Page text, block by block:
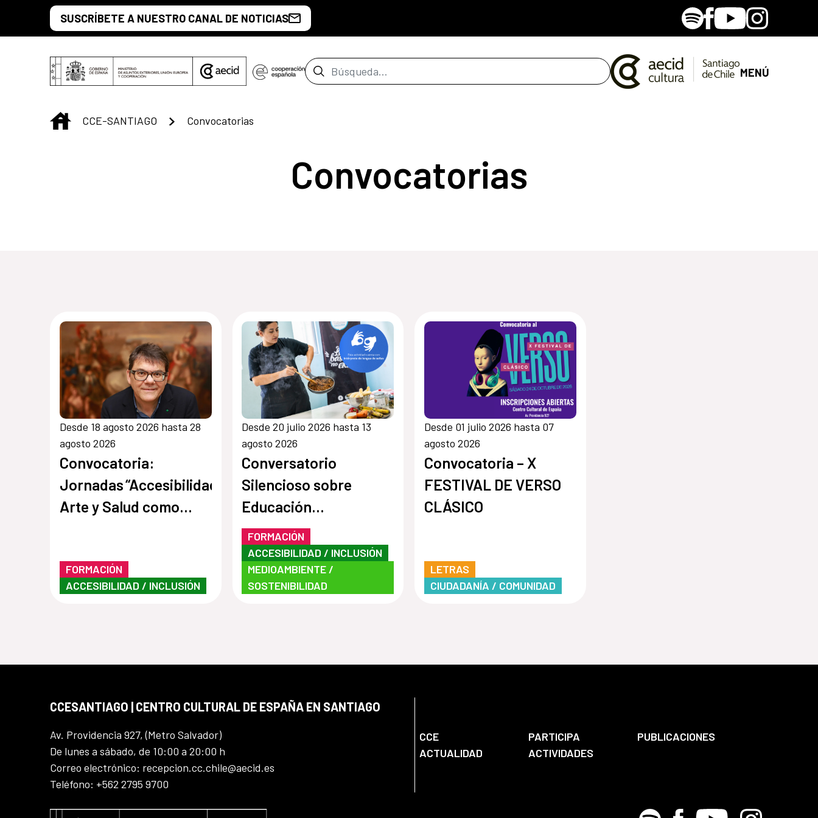
Saltar al contenido principal
SUSCRÍBETE A NUESTRO CANAL DE NOTICIAS SpotifyFacebook
YoutubeInstagram
Barra de búsqueda MENÚ
INICIO
CCE-SANTIAGO Convocatorias
Convocatorias
Desde 18 agosto 2026 hasta 28
agosto 2026
Convocatoria:
Jornadas “Accesibilidad,
Arte y Salud como
museos,
instituciones y centros
FORMACIÓN
ACCESIBILIDAD / INCLUSIÓN
Desde 20 julio 2026 hasta 13
agosto 2026
Conversatorio
Silencioso sobre
Educación
Socioambiental
FORMACIÓN
ACCESIBILIDAD / INCLUSIÓN
MEDIOAMBIENTE /
SOSTENIBILIDAD
Desde 01 julio 2026 hasta 07
agosto 2026
Convocatoria – X
FESTIVAL DE VERSO
CLÁSICO
LETRAS
CIUDADANÍA / COMUNIDAD
CCESANTIAGO | CENTRO CULTURAL DE ESPAÑA EN SANTIAGO
Av. Providencia 927, (Metro Salvador)
De lunes a sábado, de 10:00 a 20:00 h
Correo electrónico: recepcion.cc.chile@aecid.es
Teléfono: +562 2795 9700
CCE PARTICIPA
PUBLICACIONES
ACTUALIDAD
ACTIVIDADES